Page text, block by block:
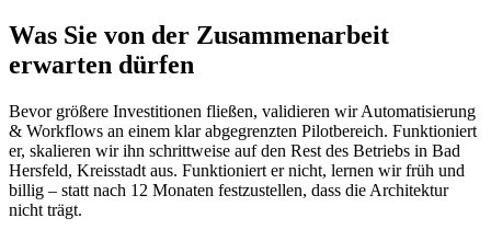
Was Sie von der Zusammenarbeit
erwarten dürfen
Bevor größere Investitionen fließen, validieren wir Automatisierung
& Workflows an einem klar abgegrenzten Pilotbereich. Funktioniert
er, skalieren wir ihn schrittweise auf den Rest des Betriebs in Bad
Hersfeld, Kreisstadt aus. Funktioniert er nicht, lernen wir früh und
billig – statt nach 12 Monaten festzustellen, dass die Architektur
nicht trägt.